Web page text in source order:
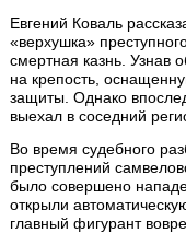
Евгений Коваль
«верхушка»
смертная казнь. Узнав
на крепость,
защиты. Однако
выехал в соседний
Во время судебного
преступлений
было совершено
открыли
главный фигурант